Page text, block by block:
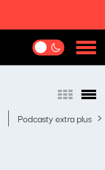
Podcasty extra plus